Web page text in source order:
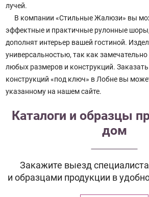
лучей.
В компании «Стильные Жалюзи» вы
эффектные и практичные рулонные
дополнят интерьер вашей гостиной.
универсальностью, так как
любых размеров и конструкций. Заказать
конструкций «под ключ» в Лобне вы
указанному на нашем сайте.
Каталоги и образцы
дом
Закажите выезд
и образцами продукции в